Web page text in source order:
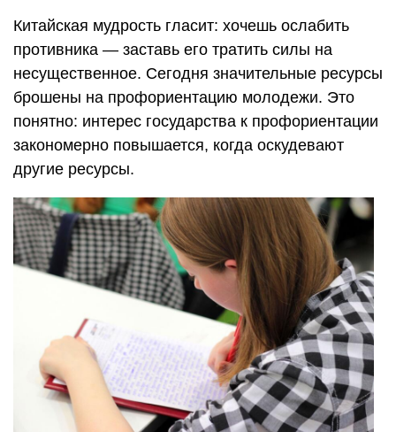
Китайская мудрость гласит: хочешь ослабить
противника — заставь его тратить силы на
несущественное. Сегодня значительные ресурсы
брошены на профориентацию молодежи. Это
понятно: интерес государства к профориентации
закономерно повышается, когда оскудевают
другие ресурсы.